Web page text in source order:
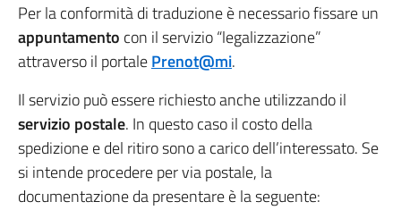
Per la conformità di traduzione è necessario fissare un
appuntamento con il servizio “legalizzazione”
attraverso il portalePrenot@mi.
Il servizio può essere richiesto anche utilizzando il
servizio postale. In questo caso il costo della
spedizione e del ritiro sono a carico dell’interessato. Se
si intende procedere per via postale, la
documentazione da presentare è la seguente: